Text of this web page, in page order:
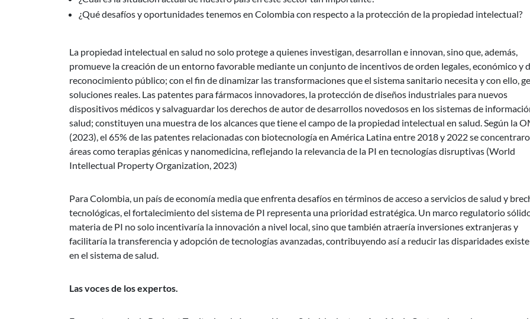
¿Qué desafíos y oportunidades tenemos en Colombia con respecto a la protección de la propiedad intelectual?
La propiedad intelectual en salud no solo protege a quienes investigan, desarrollan e innovan, sino que, además,
promueve la creación de un entorno favorable mediante un conjunto de incentivos de orden legales, económico y
reconocimiento público; con el fin de dinamizar las transformaciones que el sistema sanitario necesita y con ello,
soluciones reales. Las patentes para fármacos innovadores, la protección de diseños industriales para nuevos
dispositivos médicos y salvaguardar los derechos de autor de desarrollos novedosos en los sistemas de
salud; constituyen una muestra de los alcances que tiene el campo de la propiedad intelectual en salud. Según la
(2023), el 65% de las patentes relacionadas con biotecnología en América Latina entre 2018 y 2022 se
áreas como terapias génicas y nanomedicina, reflejando la relevancia de la PI en tecnologías disruptivas (World
Intellectual Property Organization, 2023)
Para Colombia, un país de economía media que enfrenta desafíos en términos de acceso a servicios de salud y
tecnológicas, el fortalecimiento del sistema de PI representa una prioridad estratégica. Un marco regulatorio
materia de PI no solo incentivaría la innovación a nivel local, sino que también atraería inversiones extranjeras y
facilitaría la transferencia y adopción de tecnologías avanzadas, contribuyendo así a reducir las disparidades
en el sistema de salud.
Las voces de los expertos.